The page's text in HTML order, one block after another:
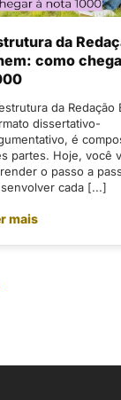
da
como
da Redação
dissertativo-
é
partes. Hoje, você
o passo a
cada [...]
mais